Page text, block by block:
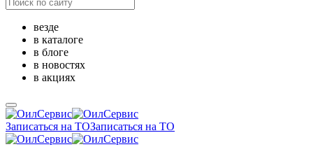
везде
в каталоге
в блоге
в новостях
в акциях
Записаться на ТОЗаписаться на ТО